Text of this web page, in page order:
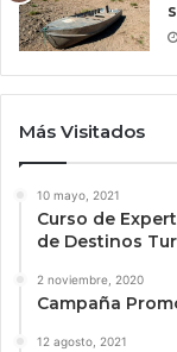
Más Visitados
10 mayo, 2021
Curso de
de Destinos
2 noviembre, 2020
Campaña
12 agosto, 2021